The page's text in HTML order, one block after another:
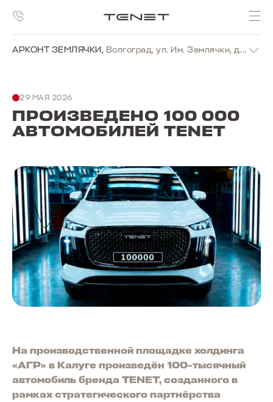
АРКОНТ ЗЕМЛЯЧКИ, Волгоград, ул. Им. Землячки, д. 19г
29 МАЯ 2026
ПРОИЗВЕДЕНО 100 000
АВТОМОБИЛЕЙ TENET
На производственной площадке холдинга
«АГР» в Калуге произведён 100-тысячный
автомобиль бренда TENET, созданного в
рамках стратегического партнёрства